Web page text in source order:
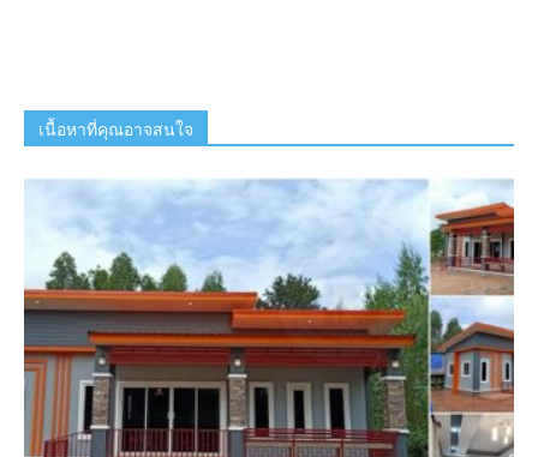
เนื้อหาที่คุณอาจสนใจ